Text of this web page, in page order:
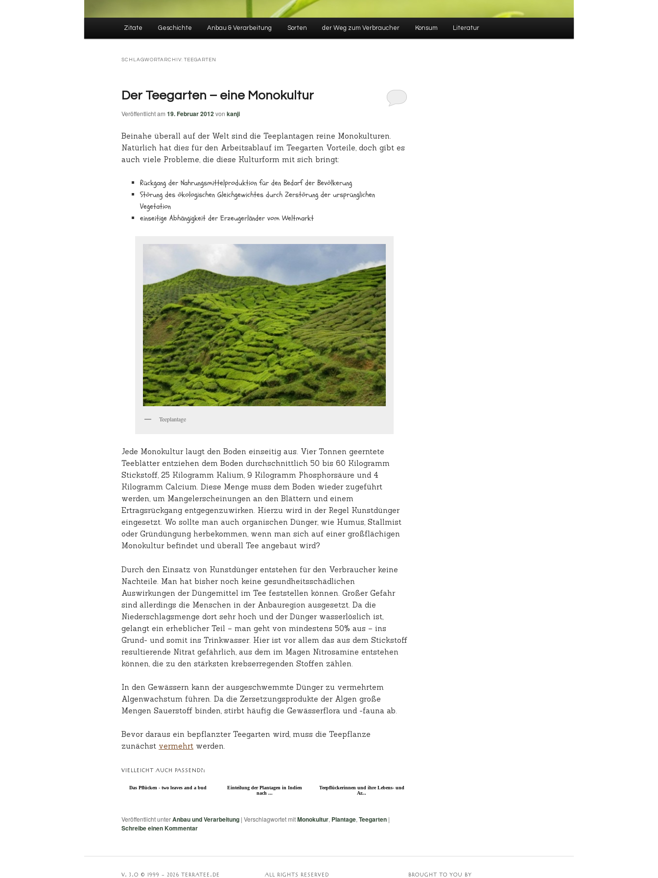
Zitate Geschichte Anbau & Verarbeitung Sorten der Weg zum Verbraucher Konsum Literatur
SCHLAGWORTARCHIV: TEEGARTEN
Der Teegarten – eine Monokultur
Veröffentlicht am 19. Februar 2012von kanji
Beinahe überall auf der Welt sind die Teeplantagen reine Monokulturen.
Natürlich hat dies für den Arbeitsablauf im Teegarten Vorteile, doch gibt es
auch viele Probleme, die diese Kulturform mit sich bringt:
Rückgang der Nahrungsmittelproduktion für den Bedarf der Bevölkerung
Störung des ökologischen Gleichgewichtes durch Zerstörung der ursprünglichen
Vegetation
einseitige Abhängigkeit der Erzeugerländer vom Weltmarkt
Teeplantage
Jede Monokultur laugt den Boden einseitig aus. Vier Tonnen geerntete
Teeblätter entziehen dem Boden durchschnittlich 50 bis 60 Kilogramm
Stickstoff, 25 Kilogramm Kalium, 9 Kilogramm Phosphorsäure und 4
Kilogramm Calcium. Diese Menge muss dem Boden wieder zugeführt
werden, um Mangelerscheinungen an den Blättern und einem
Ertragsrückgang entgegenzuwirken. Hierzu wird in der Regel Kunstdünger
eingesetzt. Wo sollte man auch organischen Dünger, wie Humus, Stallmist
oder Gründüngung herbekommen, wenn man sich auf einer großflächigen
Monokultur befindet und überall Tee angebaut wird?
Durch den Einsatz von Kunstdünger entstehen für den Verbraucher keine
Nachteile. Man hat bisher noch keine gesundheitsschädlichen
Auswirkungen der Düngemittel im Tee feststellen können. Großer Gefahr
sind allerdings die Menschen in der Anbauregion ausgesetzt. Da die
Niederschlagsmenge dort sehr hoch und der Dünger wasserlöslich ist,
gelangt ein erheblicher Teil – man geht von mindestens 50% aus – ins
Grund- und somit ins Trinkwasser. Hier ist vor allem das aus dem Stickstoff
resultierende Nitrat gefährlich, aus dem im Magen Nitrosamine entstehen
können, die zu den stärksten krebserregenden Stoffen zählen.
In den Gewässern kann der ausgeschwemmte Dünger zu vermehrtem
Algenwachstum führen. Da die Zersetzungsprodukte der Algen große
Mengen Sauerstoff binden, stirbt häufig die Gewässerflora und -fauna ab.
Bevor daraus ein bepflanzter Teegarten wird, muss die Teepflanze
zunächst vermehrt werden.
VIELLEICHT AUCH PASSEND?:
Das Pflücken - two leaves and a bud
Einteilung der Plantagen in Indien
nach ...
Teepflückerinnen und ihre Lebens- und
Ar...
Veröffentlicht unterAnbau und Verarbeitung | Verschlagwortet mitMonokultur, Plantage, Teegarten |
Schreibe einen Kommentar
V. 3.O © 1999 – 2026 TERRATEE.DE ALL RIGHTS RESERVED BROUGHT TO YOU BY